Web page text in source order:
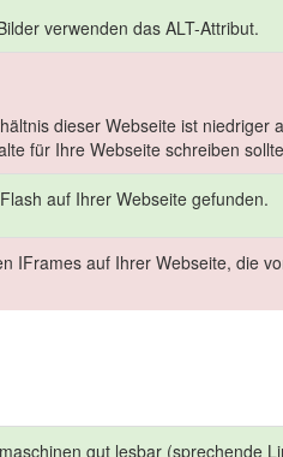
verwenden das ALT-Attribut.
dieser Webseite ist niedriger
für Ihre Webseite schreiben
auf Ihrer Webseite gefunden.
IFrames auf Ihrer Webseite, die
gut lesbar (sprechende